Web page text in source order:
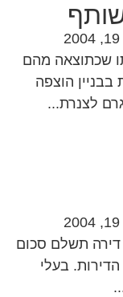
שכתוצאה מהם
הוצפה
לצנרת...
20 שנה שכל דירה תשלם סכום
בעלי